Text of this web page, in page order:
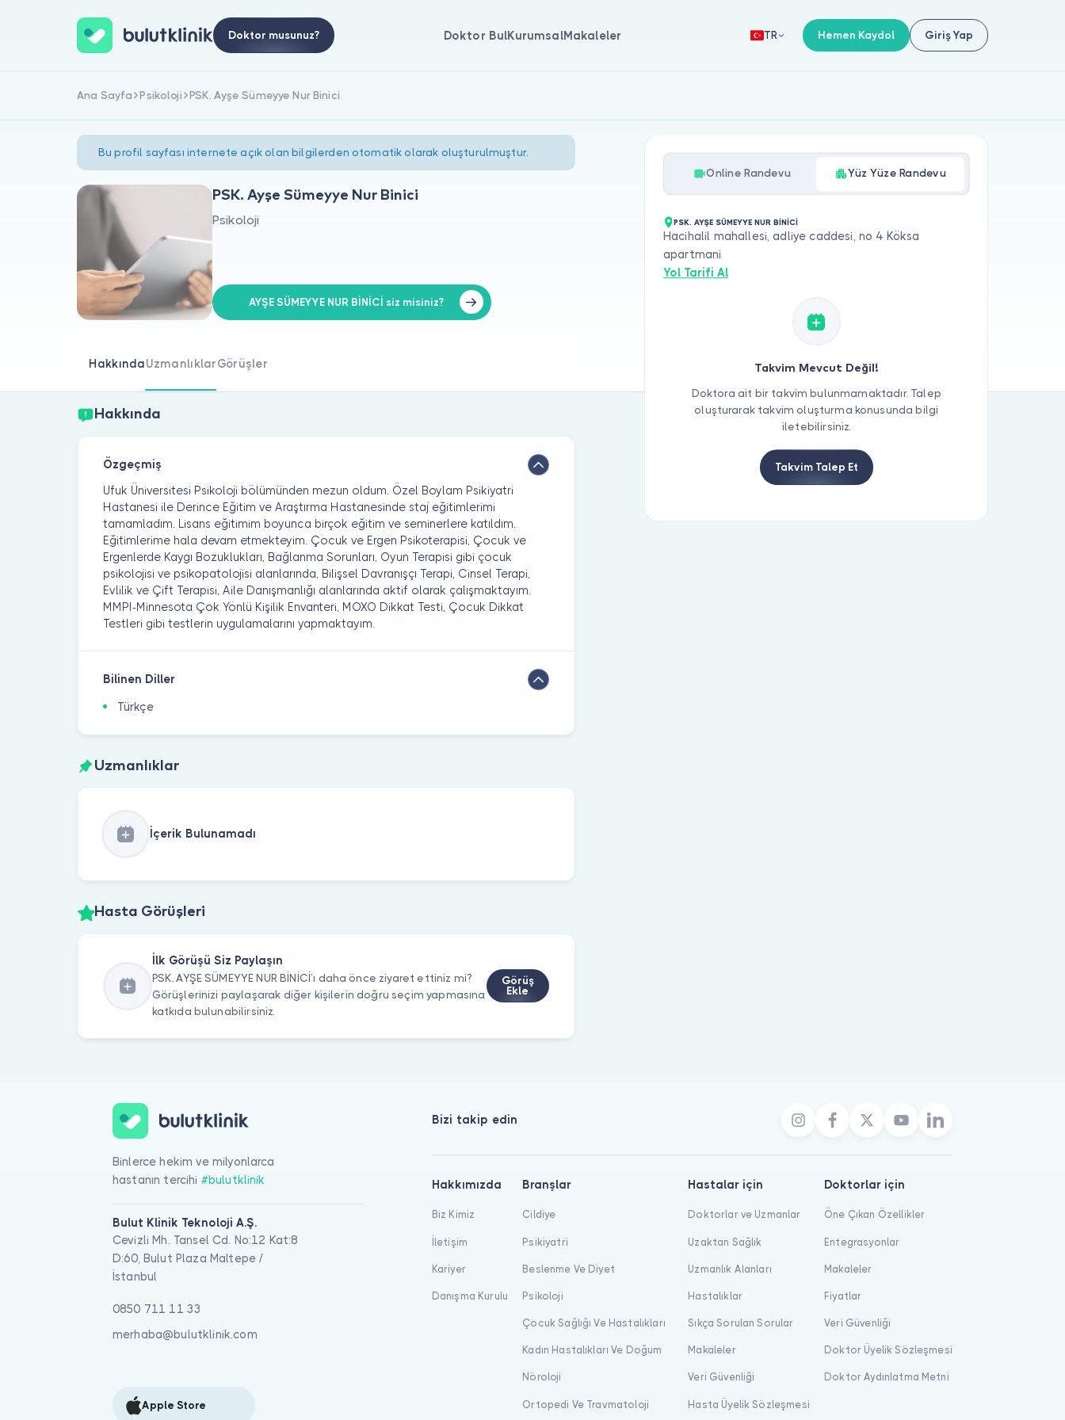
Doktor musunuz? Doktor BulKurumsalMakaleler TR Hemen Kaydol Giriş Yap
Ana Sayfa Psikoloji PSK. Ayşe Sümeyye Nur Binici
Bu profil sayfası internete açık olan bilgilerden otomatik olarak oluşturulmuştur.
PSK. Ayşe Sümeyye Nur Binici
Psikoloji
AYŞE SÜMEYYE NUR BİNİCİ siz misiniz?
HakkındaUzmanlıklarGörüşler
Hakkında
Özgeçmiş
Ufuk Üniversitesi Psikoloji bölümünden mezun oldum. Özel Boylam Psikiyatri
Hastanesi ile Derince Eğitim ve Araştırma Hastanesinde staj eğitimlerimi
tamamladım. Lisans eğitimim boyunca birçok eğitim ve seminerlere katıldım.
Eğitimlerime hala devam etmekteyim. Çocuk ve Ergen Psikoterapisi, Çocuk ve
Ergenlerde Kaygı Bozuklukları, Bağlanma Sorunları, Oyun Terapisi gibi çocuk
psikolojisi ve psikopatolojisi alanlarında, Bilişsel Davranışçı Terapi, Cinsel Terapi,
Evlilik ve Çift Terapisi, Aile Danışmanlığı alanlarında aktif olarak çalışmaktayım.
MMPI-Minnesota Çok Yönlü Kişilik Envanteri, MOXO Dikkat Testi, Çocuk Dikkat
Testleri gibi testlerin uygulamalarını yapmaktayım.
Bilinen Diller
Türkçe
Uzmanlıklar
İçerik Bulunamadı
Hasta Görüşleri
İlk Görüşü Siz Paylaşın
PSK. AYŞE SÜMEYYE NUR BİNİCİ’ı daha önce ziyaret ettiniz mi?
Görüşlerinizi paylaşarak diğer kişilerin doğru seçim yapmasına
katkıda bulunabilirsiniz.
Görüş
Ekle
Online Randevu Yüz Yüze Randevu
PSK. AYŞE SÜMEYYE NUR BİNİCİ
Hacihalil mahallesi, adliye caddesi, no 4 Köksa
apartmani
Yol Tarifi Al
Takvim Mevcut Değil!
Doktora ait bir takvim bulunmamaktadır. Talep
oluşturarak takvim oluşturma konusunda bilgi
iletebilirsiniz.
Takvim Talep Et
Binlerce hekim ve milyonlarca
hastanın tercihi #bulutklinik
Bulut Klinik Teknoloji A.Ş.
Cevizli Mh. Tansel Cd. No:12 Kat:8
D:60, Bulut Plaza Maltepe /
İstanbul
0850 711 11 33
merhaba@bulutklinik.com
Apple Store
Bizi takip edin
Hakkımızda
Biz Kimiz
İletişim
Kariyer
Danışma Kurulu
Branşlar
Cildiye
Psikiyatri
Beslenme Ve Diyet
Psikoloji
Çocuk Sağlığı Ve Hastalıkları
Kadın Hastalıkları Ve Doğum
Nöroloji
Ortopedi Ve Travmatoloji
Hastalar için
Doktorlar ve Uzmanlar
Uzaktan Sağlık
Uzmanlık Alanları
Hastalıklar
Sıkça Sorulan Sorular
Makaleler
Veri Güvenliği
Hasta Üyelik Sözleşmesi
Doktorlar için
Öne Çıkan Özellikler
Entegrasyonlar
Makaleler
Fiyatlar
Veri Güvenliği
Doktor Üyelik Sözleşmesi
Doktor Aydınlatma Metni